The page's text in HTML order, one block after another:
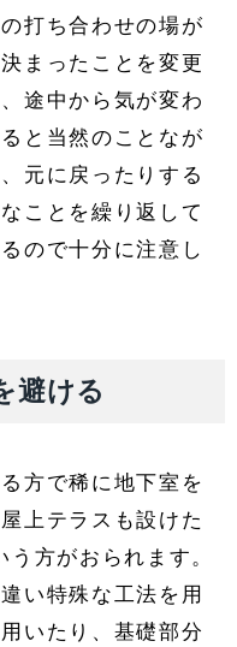
打ち合わせの場が
まったことを変更
途中から気が変わ
と当然のことなが
元に戻ったりする
ことを繰り返して
ので十分に注意し
避ける
方で稀に地下室を
上テラスも設けた
方がおられます。
い特殊な工法を用
いたり、基礎部分